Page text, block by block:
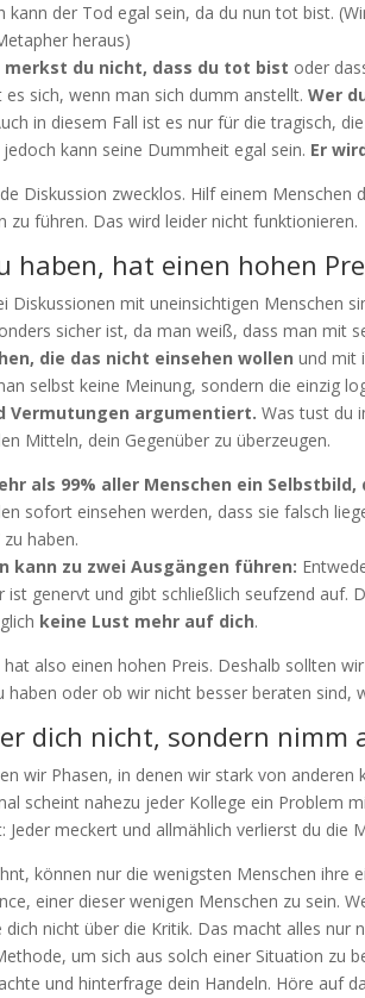
kann der Tod egal sein, da du nun tot bist.
heraus)
du nicht, dass du tot bist oder
es sich, wenn man sich dumm anstellt.Wer
in diesem Fall ist es nur für die tragisch,
kann seine Dummheit egal sein. Er
Diskussion zwecklos. Hilf einem
zu führen. Das wird leider nicht funktionieren.
haben, hat einen hohen
Diskussionen mit uneinsichtigen Menschen
sicher ist, da man weiß, dass man mit
die das nicht einsehen wollen und mit
selbst keine Meinung, sondern die einzig
Vermutungen argumentiert. Was tust du
Mitteln, dein Gegenüber zu überzeugen.
als 99% aller Menschen ein
sofort einsehen werden, dass sie falsch
zu haben.
kann zu zwei Ausgängen führen:
ist genervt und gibt schließlich seufzend auf.
keine Lust mehr auf dich.
hat also einen hohen Preis. Deshalb sollten
haben oder ob wir nicht besser beraten sind,
dich nicht, sondern nimm
wir Phasen, in denen wir stark von anderen
scheint nahezu jeder Kollege ein Problem
Jeder meckert und allmählich verlierst du die
können nur die wenigsten Menschen ihre
einer dieser wenigen Menschen zu sein.
dich nicht über die Kritik. Das macht alles nur
um sich aus solch einer Situation zu
und hinterfrage dein Handeln. Höre auf